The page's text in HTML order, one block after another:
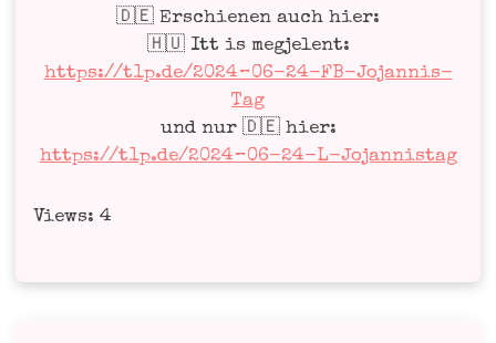
🇩🇪 Erschie­nen auch hier:
🇭🇺 Itt is meg­je­lent:
https://t1p.de/2024 – 06-24-FB-Jojan­nis-
Tag
und nur 🇩🇪 hier:
https://t1p.de/2024 – 06-24-L-Jojannistag
Views: 4